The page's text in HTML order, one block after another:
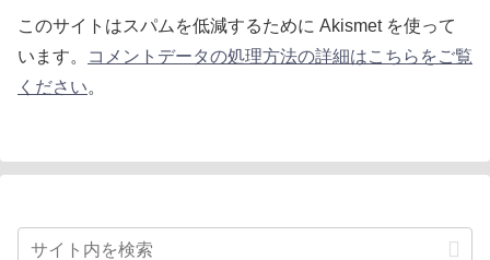
このサイトはスパムを低減するために Akismet を使って
います。
コメントデータの処理方法の詳細はこちらをご覧
ください。